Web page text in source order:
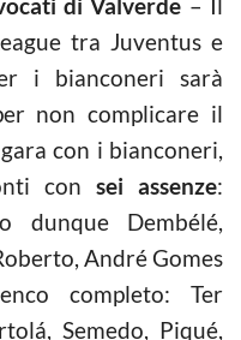
tra Juventus e
i bianconeri sarà
non complicare il
con i bianconeri,
con sei assenze:
dunque Dembélé,
André Gomes
completo: Ter
Semedo, Piqué,